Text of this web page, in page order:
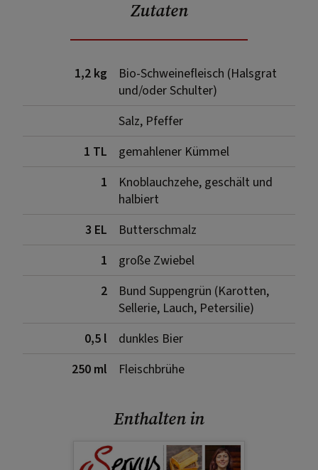
Zutaten
1,2 kg
Bio-Schweinefleisch (Halsgrat
und/oder Schulter)
Salz, Pfeffer
1 TL
gemahlener Kümmel
1
Knoblauchzehe, geschält und
halbiert
3 EL
Butterschmalz
1
große Zwiebel
2
Bund Suppengrün (Karotten,
Sellerie, Lauch, Petersilie)
0,5 l
dunkles Bier
250 ml
Fleischbrühe
Enthalten in